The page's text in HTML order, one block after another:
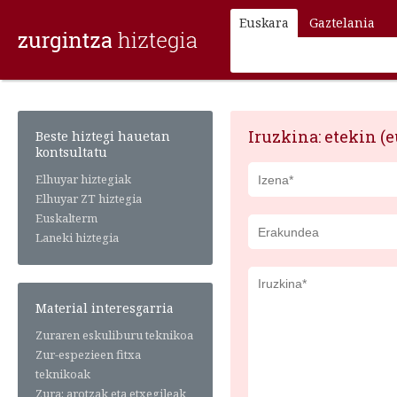
Euskara Gaztelania
Iruzkina: etekin
Beste hiztegi hauetan
kontsultatu
Elhuyar hiztegiak
Elhuyar ZT hiztegia
Euskalterm
Laneki hiztegia
Material interesgarria
Zuraren eskuliburu teknikoa
Zur-espezieen fitxa
teknikoak
Zura: arotzak eta etxegileak